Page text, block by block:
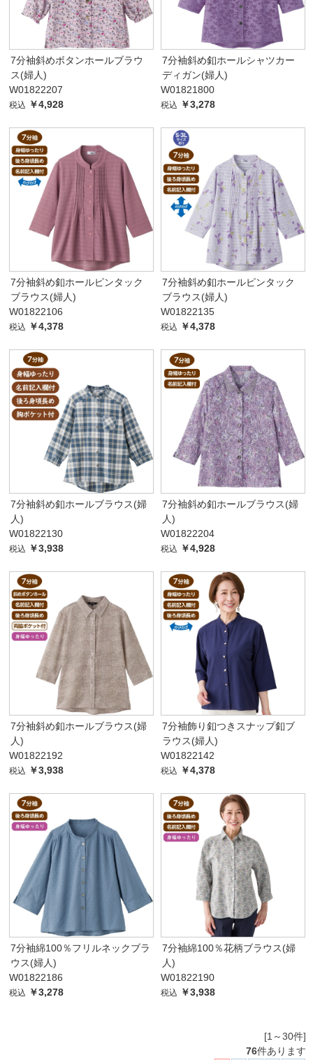
7分袖斜めボタンホールブラウ
ス(婦人)
W01822207
税込 ￥4,928
7分袖斜め釦ホールシャツカー
ディガン(婦人)
W01821800
税込 ￥3,278
7分袖斜め釦ホールピンタック
ブラウス(婦人)
W01822106
税込 ￥4,378
7分袖斜め釦ホールピンタック
ブラウス(婦人)
W01822135
税込 ￥4,378
7分袖斜め釦ホールブラウス(婦
人)
W01822130
税込 ￥3,938
7分袖斜め釦ホールブラウス(婦
人)
W01822204
税込 ￥4,928
7分袖斜め釦ホールブラウス(婦
人)
W01822192
税込 ￥3,938
7分袖飾り釦つきスナップ釦ブ
ラウス(婦人)
W01822142
税込 ￥4,378
7分袖綿100％フリルネックブラ
ウス(婦人)
W01822186
税込 ￥3,278
7分袖綿100％花柄ブラウス(婦
人)
W01822190
税込 ￥3,938
[1～30件]
76件あります